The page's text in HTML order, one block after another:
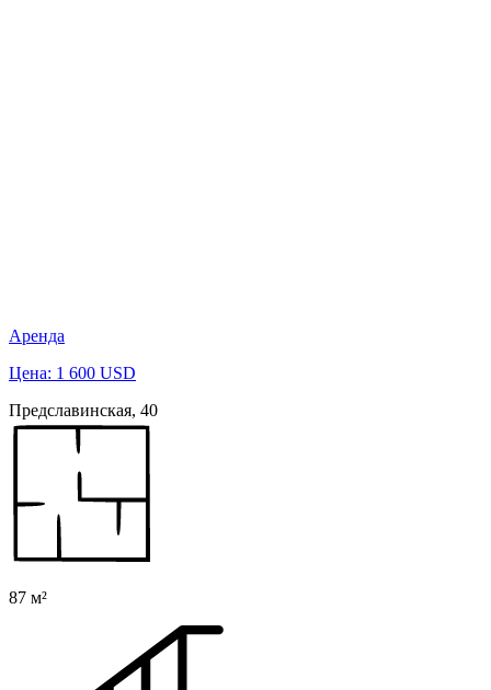
Аренда
Цена: 1 600 USD
Предславинская, 40
87 м²